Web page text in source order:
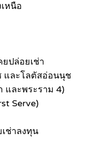
หนือ
ยปล่อยเช่า
และโลตัสอ่อนนุช
และพระราม 4)
Serve)
ช่าลงทุน